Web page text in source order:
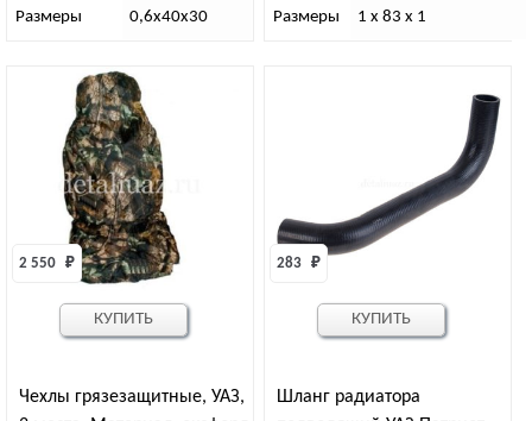
Размеры 0,6х40х30 Размеры 1 х 83 х 1
Чехлы грязезащитные, УАЗ,
2 550 ₽
КУПИТЬ
Шланг радиатора
283 ₽
КУПИТЬ